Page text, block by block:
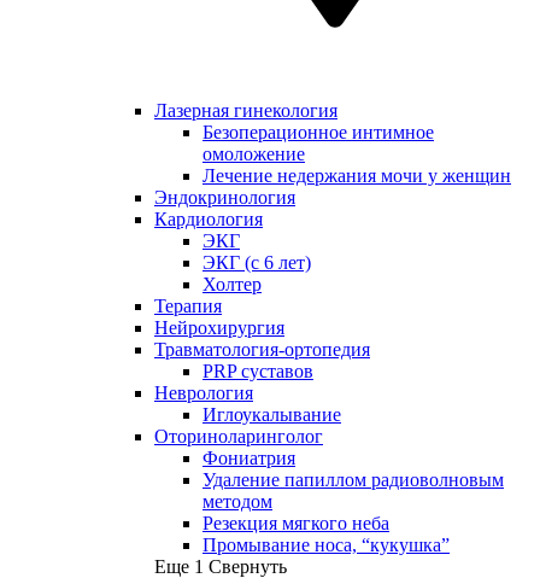
Лазерная гинекология
Безоперационное интимное
омоложение
Лечение недержания мочи у женщин
Эндокринология
Кардиология
ЭКГ
ЭКГ (с 6 лет)
Холтер
Терапия
Нейрохирургия
Травматология-ортопедия
PRP суставов
Неврология
Иглоукалывание
Оториноларинголог
Фониатрия
Удаление папиллом радиоволновым
методом
Резекция мягкого неба
Промывание носа, “кукушка”
Еще 1 Свернуть